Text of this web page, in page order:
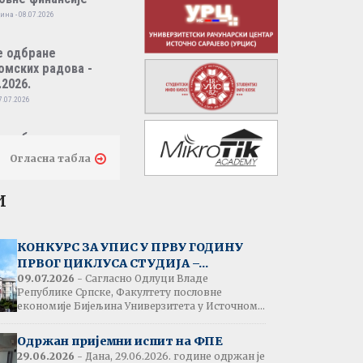
- 08.07.2026
одбране
радова -
одбране
радова -
пословно
- 07.07.2026
испита:
трговина
- 07.07.2026
Огласна табла
КОНКУРС ЗА УПИС У ПРВУ ГОДИНУ
ПРВОГ ЦИКЛУСА СТУДИЈА –...
09.07.2026 - Сагласно Одлуци Владе
Републике Српске, Факултету пословне
економије Бијељина Универзитета у Источном...
Одржан пријемни испит на ФПЕ
29.06.2026 - Дана, 29.06.2026. године одржан је